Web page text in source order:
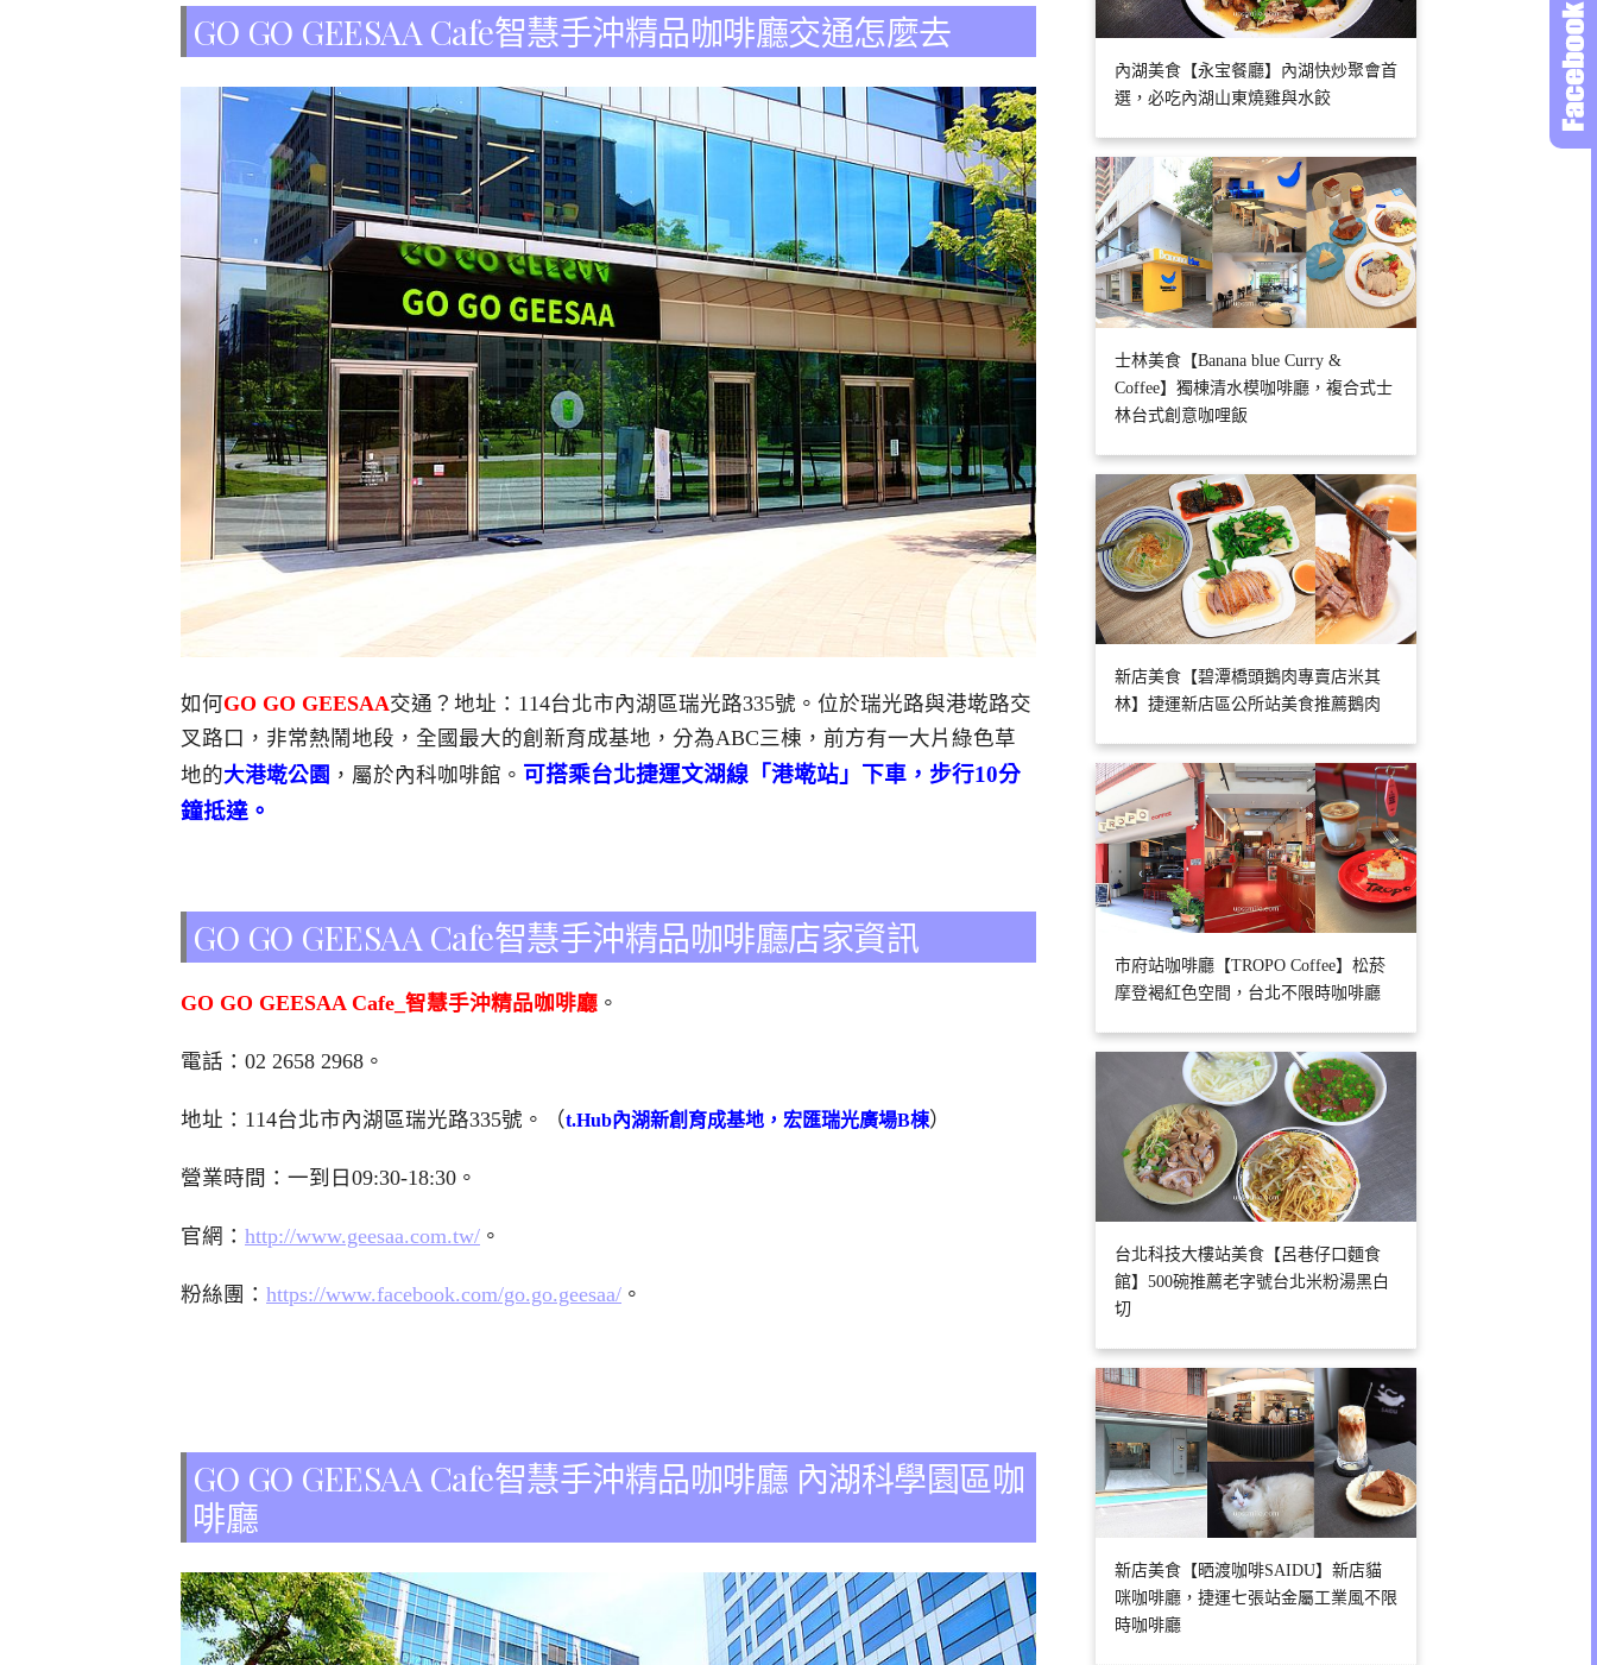
GO GO GEESAA Cafe智慧手沖精品咖啡廳交通怎麼去
如何GO GO GEESAA交通？地址：114台北市內湖區瑞光路335號。位於瑞光路與港墘路交
叉路口，非常熱鬧地段，全國最大的創新育成基地，分為ABC三棟，前方有一大片綠色草
地的大港墘公園 ，屬於內科咖啡館。 可搭乘台北捷運文湖線「港墘站」下車，步行10分
鐘抵達。
GO GO GEESAA Cafe智慧手沖精品咖啡廳店家資訊
GO GO GEESAA Cafe_智慧手沖精品咖啡廳 。
電話：02 2658 2968。
地址：114台北市內湖區瑞光路335號。（t.Hub內湖新創育成基地，宏匯瑞光廣場B棟）
營業時間：一到日09:30-18:30。
官網： http://www.geesaa.com.tw/ 。
粉絲團： https://www.facebook.com/go.go.geesaa/ 。
GO GO GEESAA Cafe智慧手沖精品咖啡廳 內湖科學園區咖
啡廳
內湖美食【永宝餐廳】內湖快炒聚會首
選，必吃內湖山東燒雞與水餃
士林美食【Banana blue Curry &
Coffee】獨棟清水模咖啡廳，複合式士
林台式創意咖哩飯
新店美食【碧潭橋頭鵝肉專賣店米其
林】捷運新店區公所站美食推薦鵝肉
市府站咖啡廳【TROPO Coffee】松菸
摩登褐紅色空間，台北不限時咖啡廳
台北科技大樓站美食【呂巷仔口麵食
館】500碗推薦老字號台北米粉湯黑白
切
新店美食【晒渡咖啡SAIDU】新店貓
咪咖啡廳，捷運七張站金屬工業風不限
時咖啡廳